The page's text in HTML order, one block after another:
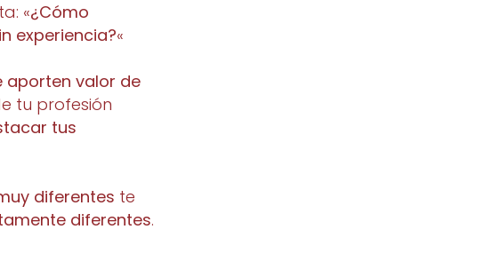
«¿Cómo
experiencia?«
aporten valor de
tu profesión
tus
diferentes te
diferentes.